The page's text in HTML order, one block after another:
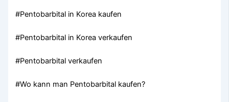
#Pentobarbital in Korea kaufen
#Pentobarbital in Korea verkaufen
#Pentobarbital verkaufen
#Wo kann man Pentobarbital kaufen?